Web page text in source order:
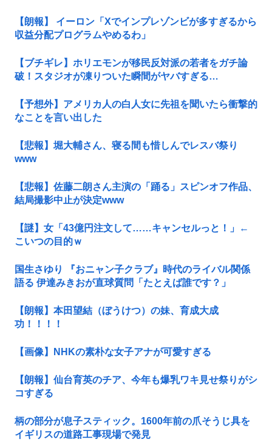
【朗報】 イーロン「Xでインプレゾンビが多すぎるから
収益分配プログラムやめるわ」
【ブチギレ】ホリエモンが移民反対派の若者をガチ論
破！スタジオが凍りついた瞬間がヤバすぎる…
【予想外】アメリカ人の白人女に先祖を聞いたら衝撃的
なことを言い出した
【悲報】堀大輔さん、寝る間も惜しんでレスバ祭り
www
【悲報】佐藤二朗さん主演の「踊る」スピンオフ作品、
結局撮影中止が決定www
【謎】女「43億円注文して……キャンセルっと！」←
こいつの目的ｗ
国生さゆり 『おニャン子クラブ』時代のライバル関係
語る 伊達みきおが直球質問「たとえば誰です？」
【朗報】本田望結（ぼうけつ）の妹、育成大成
功！！！！
【画像】NHKの素朴な女子アナが可愛すぎる
【朗報】仙台育英のチア、今年も爆乳ワキ見せ祭りがシ
コすぎる
柄の部分が息子スティック。1600年前の爪そうじ具を
イギリスの道路工事現場で発見